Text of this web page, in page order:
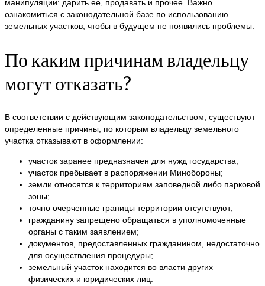
манипуляции: дарить ее, продавать и прочее. Важно
ознакомиться с законодательной базе по использованию
земельных участков, чтобы в будущем не появились проблемы.
По каким причинам владельцу
могут отказать?
В соответствии с действующим законодательством, существуют
определенные причины, по которым владельцу земельного
участка отказывают в оформлении:
участок заранее предназначен для нужд государства;
участок пребывает в распоряжении Минобороны;
земли относятся к территориям заповедной либо парковой
зоны;
точно очерченные границы территории отсутствуют;
гражданину запрещено обращаться в уполномоченные
органы с таким заявлением;
документов, предоставленных гражданином, недостаточно
для осуществления процедуры;
земельный участок находится во власти других
физических и юридических лиц.